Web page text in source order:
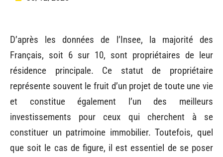
D’après les données de l’Insee, la majorité des
Français, soit 6 sur 10, sont propriétaires de leur
résidence principale. Ce statut de propriétaire
représente souvent le fruit d’un projet de toute une vie
et constitue également l’un des meilleurs
investissements pour ceux qui cherchent à se
constituer un patrimoine immobilier. Toutefois, quel
que soit le cas de figure, il est essentiel de se poser